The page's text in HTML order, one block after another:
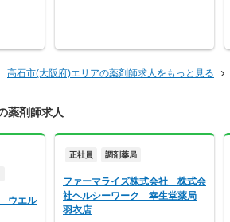
高石市(大阪府)エリアの薬剤師求人をもっと見る
薬剤師求人
ウエル
正社員 調剤薬局
ファーマライズ株式会社 株式会
社ヘルシーワーク 幸生堂薬局
羽衣店